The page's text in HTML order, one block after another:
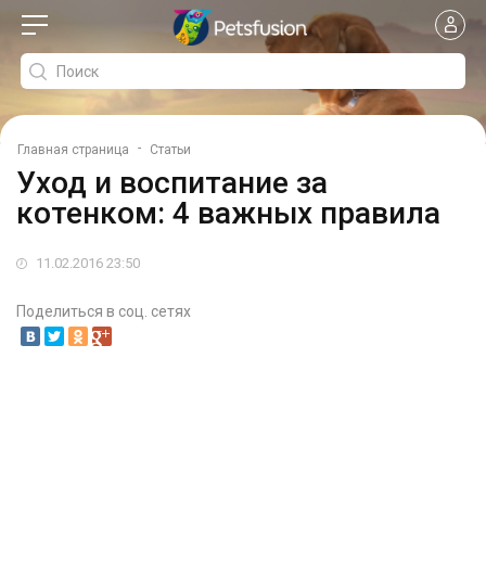
Главная страница - Статьи
Уход и воспитание за
котенком: 4 важных правила
11.02.2016 23:50
Поделиться в соц. сетях